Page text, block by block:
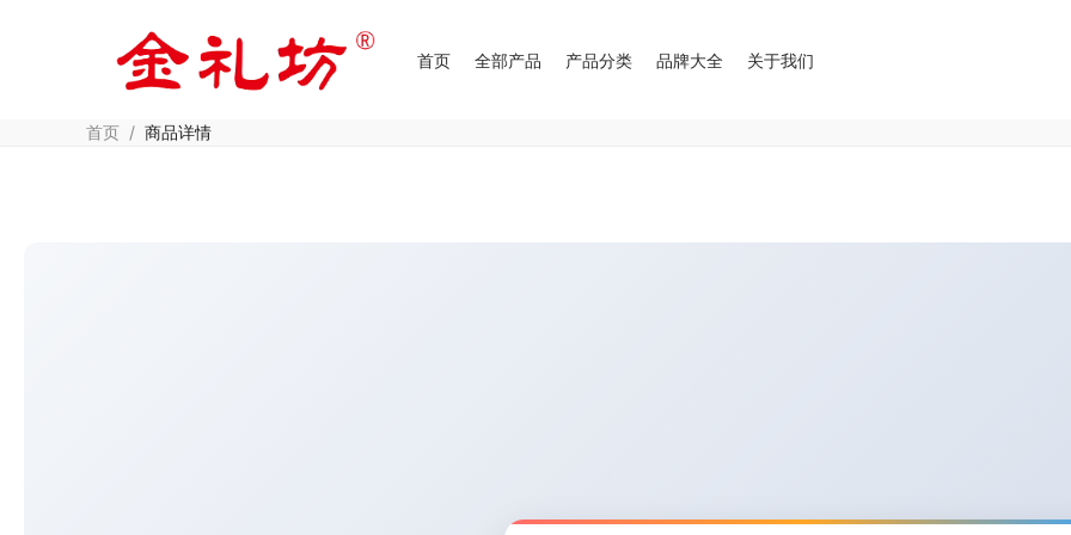
首页 全部产品 产品分类 品牌大全 关于我们
首页 / 商品详情